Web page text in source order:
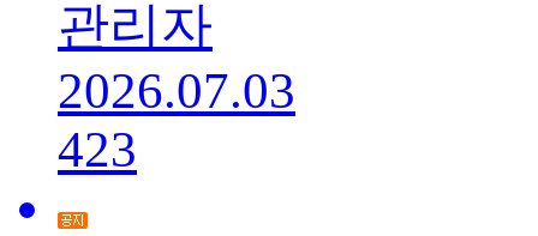
관리자
2026.07.03
423